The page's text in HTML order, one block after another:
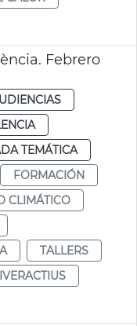
Febrero
TEMÁTICA
FORMACIÓN
CLIMÁTICO
TALLERS